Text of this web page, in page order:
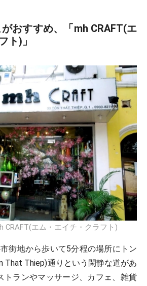
おすすめ、「mh CRAFT(エ
ト)」
CRAFT(エム・エイチ・クラフト)
街地から歩いて5分程の場所にトン
That Thiep)通りという閑静な道があ
トランやマッサージ、カフェ、雑貨